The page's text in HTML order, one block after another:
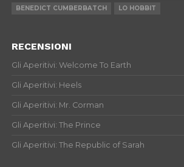
BENEDICT CUMBERBATCH
LO HOBBIT
RECENSIONI
Gli Aperitivi: Welcome To Earth
Gli Aperitivi: Heels
Gli Aperitivi: Mr. Corman
Gli Aperitivi: The Prince
Gli Aperitivi: The Republic of Sarah